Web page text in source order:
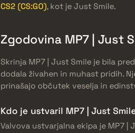
CS2 (CS:GO), kot je Just Smile.
Zgodovina MP7 | Just
Skrinja MP7 | Just Smile je bila
dodala živahen in muhast pridih.
prinašajo občutek veselja in
Kdo je ustvaril MP7 | Just
Valvova ustvarjalna ekipa je MP7